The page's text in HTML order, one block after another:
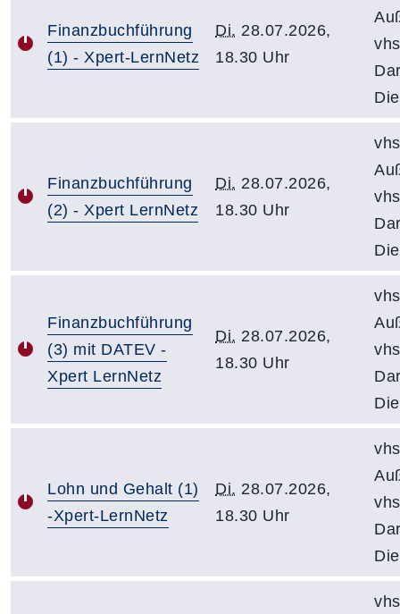
Finanzbuchführung
(1) - Xpert-LernNetz
Di. 28.07.2026,
18.30 Uhr
vhs
Finanzbuchführung
(2) - Xpert LernNetz
Di. 28.07.2026,
18.30 Uhr
vhs
Finanzbuchführung
(3) mit DATEV -
Xpert LernNetz
Di. 28.07.2026,
18.30 Uhr
vhs
Lohn und Gehalt (1)
-Xpert-LernNetz
Di. 28.07.2026,
18.30 Uhr
vhs